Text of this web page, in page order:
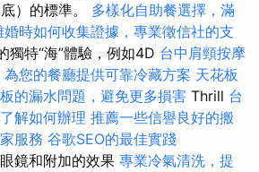
）的標準。 多樣化自助餐選擇，滿
婚時如何收集證據，專業徵信社的支
獨特“海”體驗，例如4D 台中肩頸按摩
您的餐廳提供可靠冷藏方案 天花板
的漏水問題，避免更多損害 Thrill 台
解如何辦理 推薦一些信譽良好的搬
服務 谷歌SEO的最佳實踐
鏡和附加的效果 專業冷氣清洗，提